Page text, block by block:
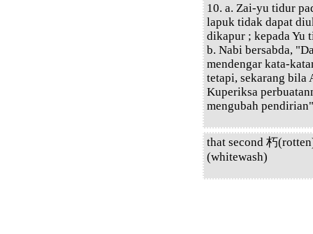
10. a. Zai-yu tidur
lapuk tidak dapat
dikapur ; kepada Yu
b. Nabi bersabda,
mendengar kata-
tetapi, sekarang bila
Kuperiksa
mengubah
that second 朽
(whitewash)